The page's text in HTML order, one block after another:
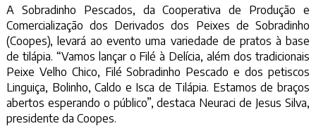
A Sobradinho Pescados, da Cooperativa de Produção e
Comercialização dos Derivados dos Peixes de Sobradinho
(Coopes), levará ao evento uma variedade de pratos à base
de tilápia. “Vamos lançar o Filé à Delícia, além dos tradicionais
Peixe Velho Chico, Filé Sobradinho Pescado e dos petiscos
Linguiça, Bolinho, Caldo e Isca de Tilápia. Estamos de braços
abertos esperando o público”, destaca Neuraci de Jesus Silva,
presidente da Coopes.